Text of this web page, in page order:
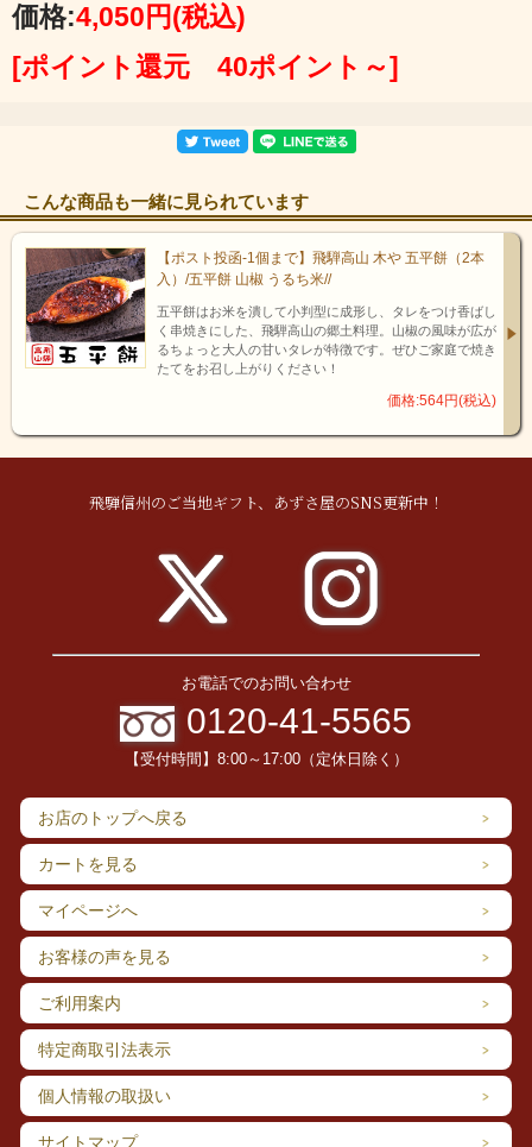
うるち米を丁寧に炊き上げて成形した、もっともスタンダードな
五平餅。柔らかでくるみだれの美味しさも楽しめるシンプルなお
味です。満足感も高いのでお子様のおやつなどにも最適です！
す。香ばしいくるみだれと後から口いっぱいに広がるよもぎの爽
やかな風味がよく合います。
稲の原種かつ古代米である「黒米」入りの五平餅です。黒米のモ
チモチとした食感と甘みのあるくるみたれの風味がベストマッ
チ。素朴な和菓子のような五平餅です！
価格:4,050円(税込)
[ポイント還元 40ポイント～]
こんな商品も一緒に見られています
【ポスト投函-1個まで】飛騨高山 木や 五平餅（2本
入）/五平餅 山椒 うるち米//
五平餅はお米を潰して小判型に成形し、タレをつけ香ばし
く串焼きにした、飛騨高山の郷土料理。山椒の風味が広が
るちょっと大人の甘いタレが特徴です。ぜひご家庭で焼き
たてをお召し上がりください！
価格:564円(税込)
飛騨信州のご当地ギフト、あずさ屋のSNS更新中！
お電話でのお問い合わせ
0120-41-5565
【受付時間】8:00～17:00（定休日除く）
お店のトップへ戻る
カートを見る
マイページへ
お客様の声を見る
ご利用案内
特定商取引法表示
個人情報の取扱い
サイトマップ